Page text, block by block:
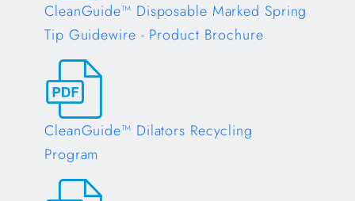
CleanGuide™ Disposable Marked Spring
Tip Guidewire - Product Brochure
Opens in a new tab
CleanGuide™ Dilators Recycling
Program
Opens in a new tab